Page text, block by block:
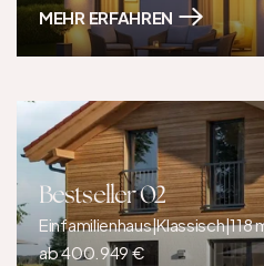
MEHR ERFAHREN
Bestseller 02
Einfamilienhaus|Klassisch|118
ab 400.949 €